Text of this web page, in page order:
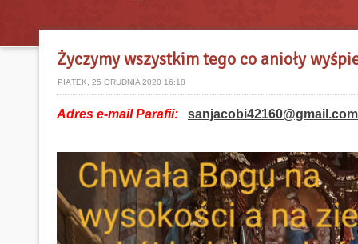
Życzymy wszystkim tego co anioły
PIĄTEK, 25 GRUDNIA 2020 16:18
Adres e-mail Parafii: sanjacobi42160@gmail.com